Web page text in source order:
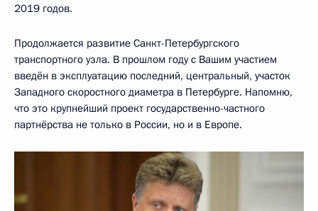
2019 годов.
Продолжается развитие Санкт-Петербургского
транспортного узла. В прошлом году с Вашим участием
введён в эксплуатацию последний, центральный, участок
Западного скоростного диаметра в Петербурге. Напомню,
что это крупнейший проект государственно-частного
партнёрства не только в России, но и в Европе.